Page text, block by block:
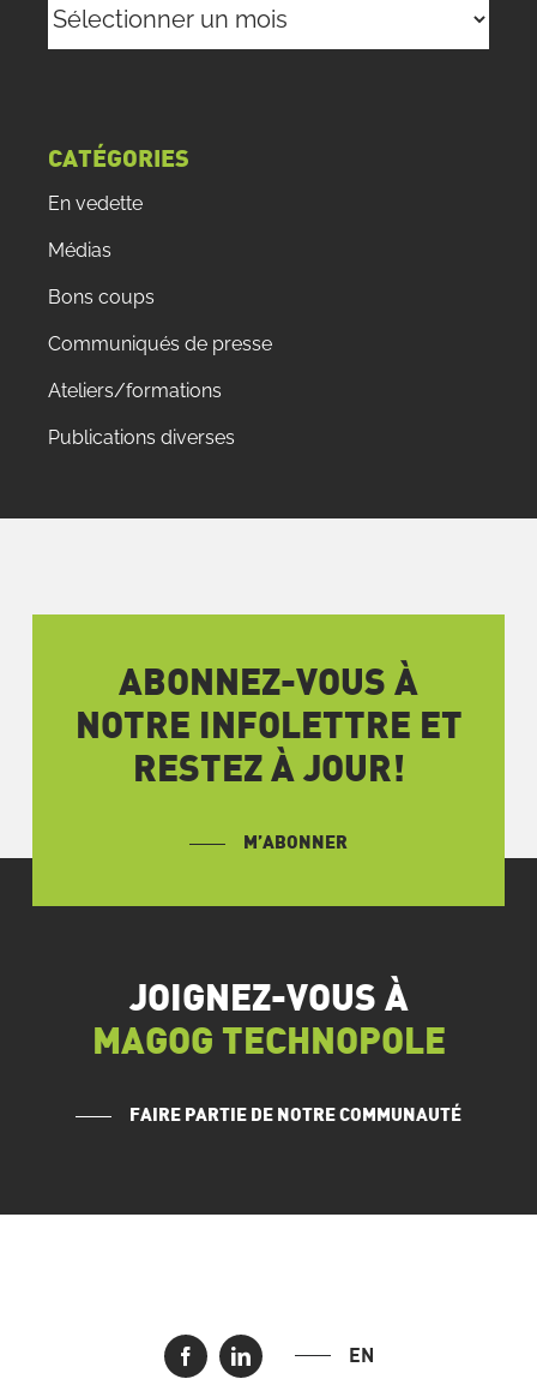
CATÉGORIES
En vedette
Médias
Bons coups
Communiqués de presse
Ateliers/formations
Publications diverses
ABONNEZ-VOUS À
NOTRE INFOLETTRE ET
RESTEZ À JOUR!
M’ABONNER
JOIGNEZ-VOUS À
MAGOG TECHNOPOLE
FAIRE PARTIE DE NOTRE COMMUNAUTÉ
EN